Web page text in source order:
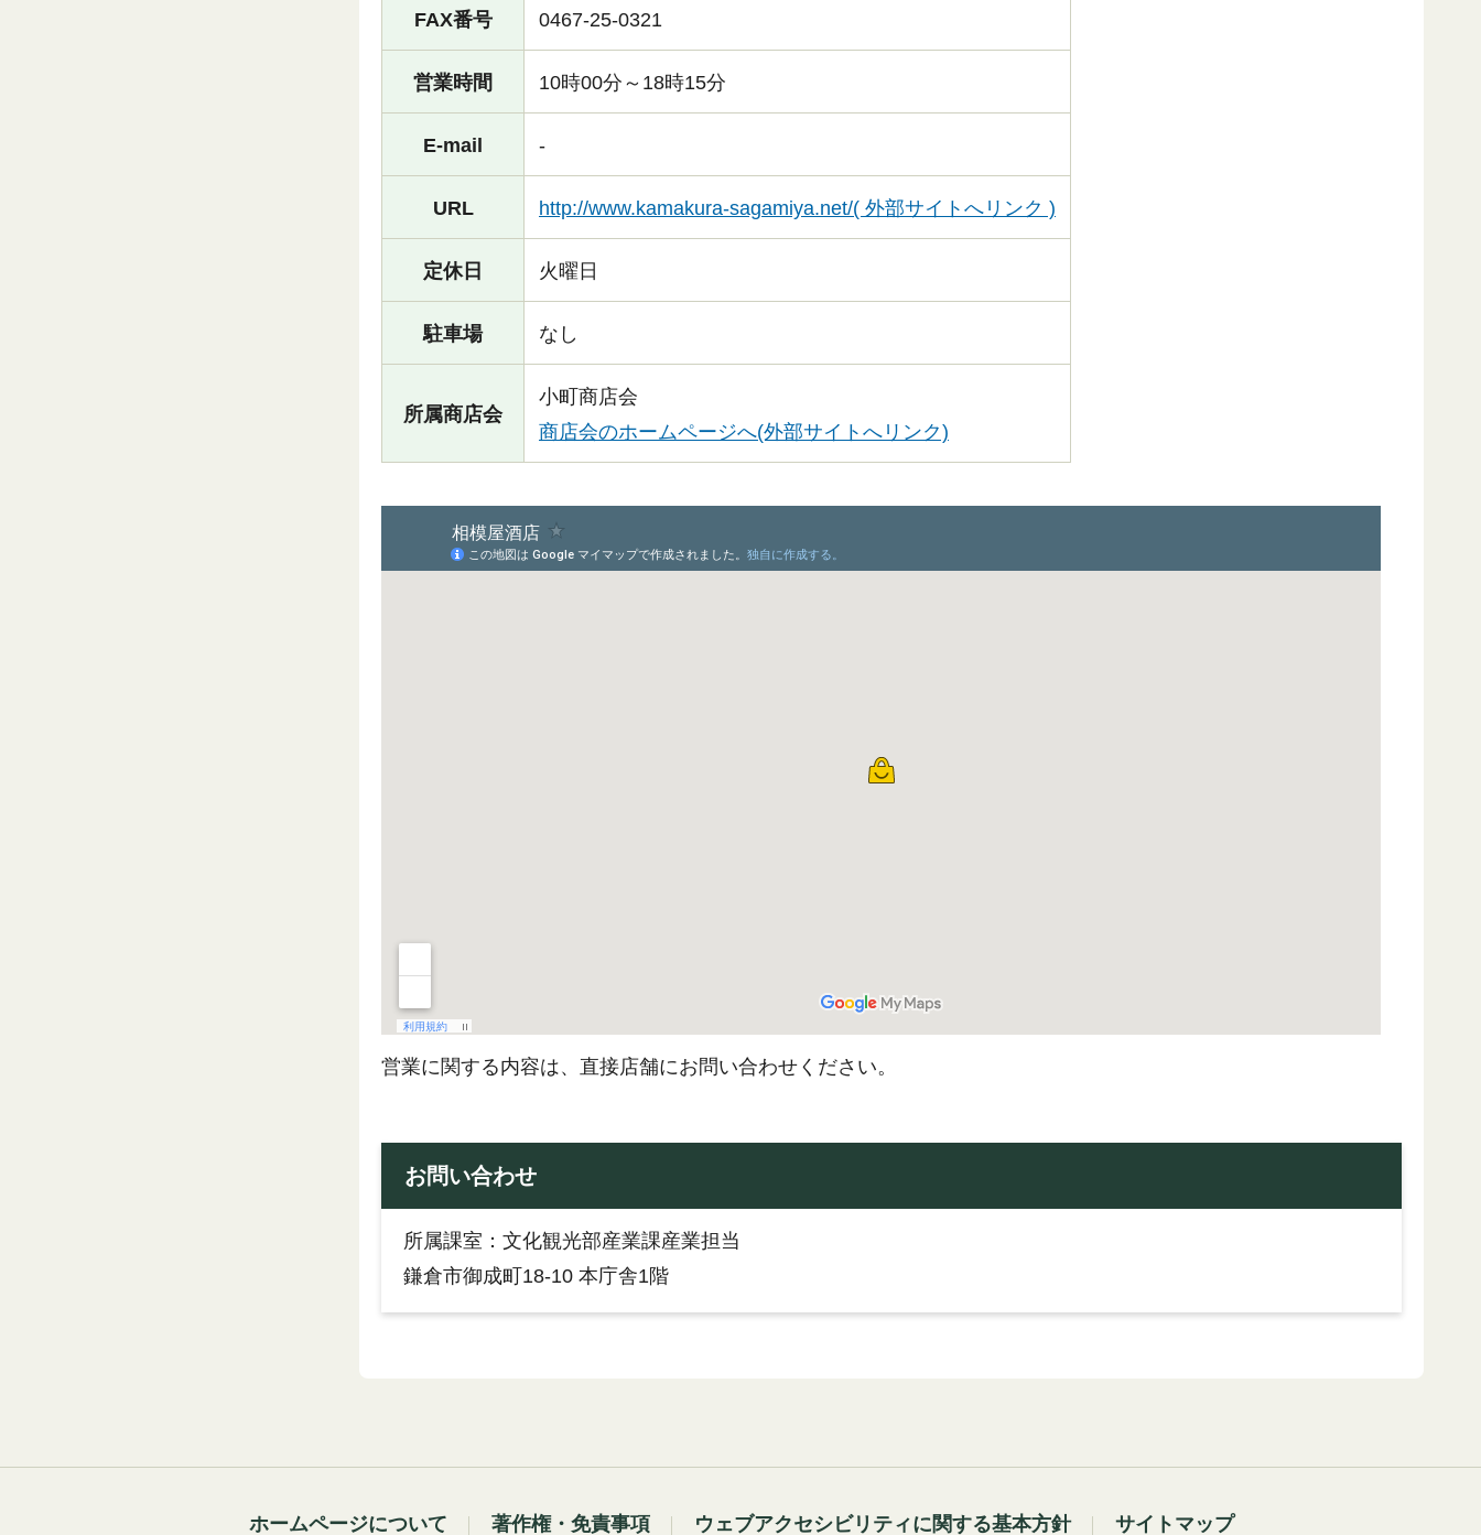
FAX番号 0467-25-0321
営業時間 10時00分～18時15分
E-mail -
URL http://www.kamakura-sagamiya.net/( 外部サイトへリンク )
定休日 火曜日
駐車場 なし
所属商店会
小町商店会
商店会のホームページへ(外部サイトへリンク)
営業に関する内容は、直接店舗にお問い合わせください。
お問い合わせ
所属課室：文化観光部産業課産業担当
鎌倉市御成町18-10 本庁舎1階
ホームページについて 著作権・免責事項 ウェブアクセシビリティに関する基本方針 サイトマップ